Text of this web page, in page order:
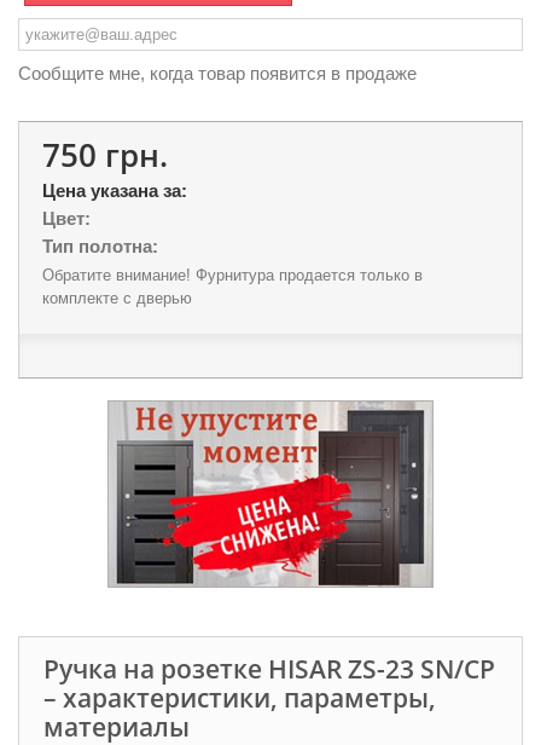
Сообщите мне, когда товар появится в продаже
750 грн.
Цена указана за:
Цвет:
Тип полотна:
Обратите внимание! Фурнитура продается только в
комплекте с дверью
Ручка на розетке HISAR ZS-23 SN/CP
– характеристики, параметры,
материалы